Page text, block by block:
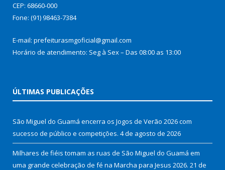
CEP: 68660-000
Fone: (91) 98463-7384
E-mail: prefeiturasmgoficial@gmail.com
Horário de atendimento: Seg à Sex – Das 08:00 as 13:00
ÚLTIMAS PUBLICAÇÕES
São Miguel do Guamá encerra os Jogos de Verão 2026 com
sucesso de público e competições. 4 de agosto de 2026
Milhares de fiéis tomam as ruas de São Miguel do Guamá em
uma grande celebração de fé na Marcha para Jesus 2026. 21 de